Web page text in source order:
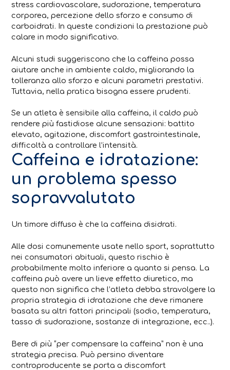
stress cardiovascolare, sudorazione, temperatura
corporea, percezione dello sforzo e consumo di
carboidrati. In queste condizioni la prestazione può
calare in modo significativo.
Alcuni studi suggeriscono che la caffeina possa
aiutare anche in ambiente caldo, migliorando la
tolleranza allo sforzo e alcuni parametri prestativi.
Tuttavia, nella pratica bisogna essere prudenti.
Se un atleta è sensibile alla caffeina, il caldo può
rendere più fastidiose alcune sensazioni: battito
elevato, agitazione, discomfort gastrointestinale,
difficoltà a controllare l’intensità.
Caffeina e idratazione:
un problema spesso
sopravvalutato
Un timore diffuso è che la caffeina disidrati.
Alle dosi comunemente usate nello sport, soprattutto
nei consumatori abituali, questo rischio è
probabilmente molto inferiore a quanto si pensa. La
caffeina può avere un lieve effetto diuretico, ma
questo non significa che l’atleta debba stravolgere la
propria strategia di idratazione che deve rimanere
basata su altri fattori principali (sodio, temperatura,
tasso di sudorazione, sostanze di integrazione, ecc..).
Bere di più “per compensare la caffeina” non è una
strategia precisa. Può persino diventare
controproducente se porta a discomfort